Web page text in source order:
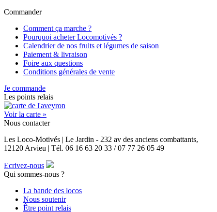
Commander
Comment ça marche ?
Pourquoi acheter Locomotivés ?
Calendrier de nos fruits et légumes de saison
Paiement & livraison
Foire aux questions
Conditions générales de vente
Je commande
Les points relais
Voir la carte »
Nous contacter
Les Loco-Motivés | Le Jardin - 232 av des anciens combattants,
12120 Arvieu | Tél. 06 16 63 20 33 / 07 77 26 05 49
Ecrivez-nous
Qui sommes-nous ?
La bande des locos
Nous soutenir
Être point relais